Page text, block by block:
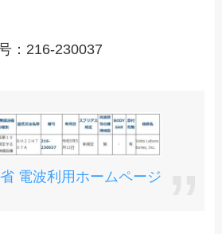
：216-230037
電波利用ホームページ